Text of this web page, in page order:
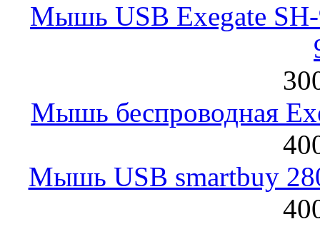
Мышь USB Exegate
Мышь беспроводная
Мышь USB smartbuy